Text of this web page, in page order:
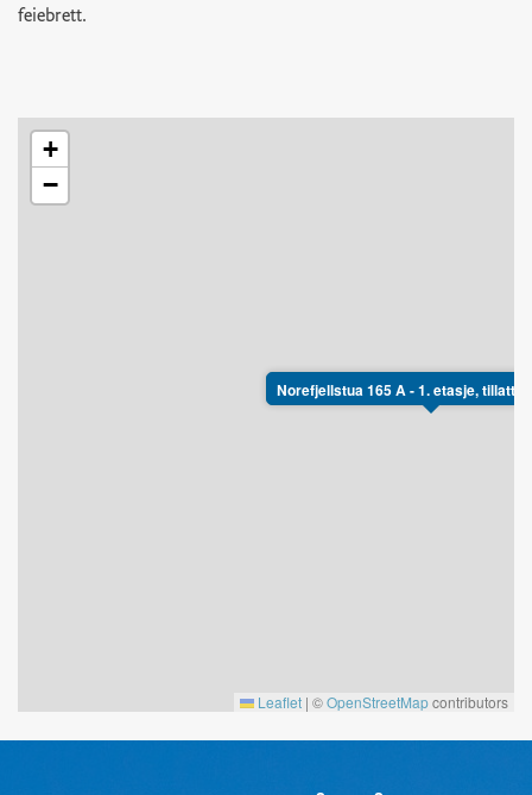
feiebrett.
Norefjellstua 165 A - 1. etasje, tillatt
+
−
Leaflet | ©OpenStreetMapcontributors